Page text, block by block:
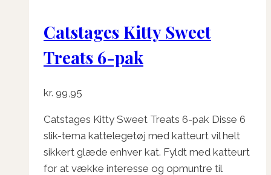
Catstages Kitty Sweet
Treats 6-pak
kr. 99,95
Catstages Kitty Sweet Treats 6-pak Disse 6
slik-tema kattelegetøj med katteurt vil helt
sikkert glæde enhver kat. Fyldt med katteurt
for at vække interesse og opmuntre til